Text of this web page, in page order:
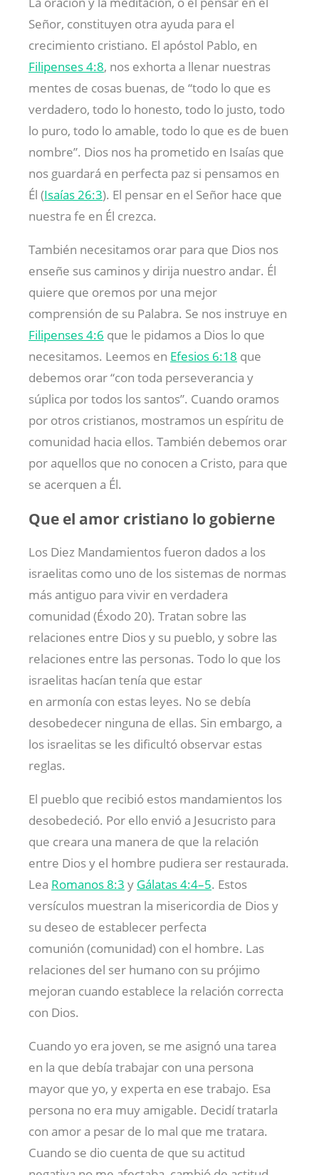
Señor, constituyen otra ayuda para el
crecimiento cristiano. El apóstol Pablo, en
Filipenses 4:8, nos exhorta a llenar nuestras
mentes de cosas buenas, de “todo lo que es
verdadero, todo lo honesto, todo lo justo, todo
lo puro, todo lo amable, todo lo que es de buen
nombre”. Dios nos ha prometido en Isaías que
nos guardará en perfecta paz si pensamos en
Él (Isaías 26:3). El pensar en el Señor hace que
nuestra fe en Él crezca.
También necesitamos orar para que Dios nos
enseñe sus caminos y dirija nuestro andar. Él
quiere que oremos por una mejor
comprensión de su Palabra. Se nos instruye en
Filipenses 4:6 que le pidamos a Dios lo que
necesitamos. Leemos en Efesios 6:18 que
debemos orar “con toda perseverancia y
súplica por todos los santos”. Cuando oramos
por otros cristianos, mostramos un espíritu de
comunidad hacia ellos. También debemos orar
por aquellos que no conocen a Cristo, para que
se acerquen a Él.
Que el amor cristiano lo gobierne
Los Diez Mandamientos fueron dados a los
israelitas como uno de los sistemas de normas
más antiguo para vivir en verdadera
comunidad (Éxodo 20). Tratan sobre las
relaciones entre Dios y su pueblo, y sobre las
relaciones entre las personas. Todo lo que los
israelitas hacían tenía que estar
en armonía con estas leyes. No se debía
desobedecer ninguna de ellas. Sin embargo, a
los israelitas se les dificultó observar estas
reglas.
El pueblo que recibió estos mandamientos los
desobedeció. Por ello envió a Jesucristo para
que creara una manera de que la relación
entre Dios y el hombre pudiera ser restaurada.
Lea Romanos 8:3 y Gálatas 4:4–5. Estos
versículos muestran la misericordia de Dios y
su deseo de establecer perfecta
comunión (comunidad) con el hombre. Las
relaciones del ser humano con su prójimo
mejoran cuando establece la relación correcta
con Dios.
Cuando yo era joven, se me asignó una tarea
en la que debía trabajar con una persona
mayor que yo, y experta en ese trabajo. Esa
persona no era muy amigable. Decidí tratarla
con amor a pesar de lo mal que me tratara.
Cuando se dio cuenta de que su actitud